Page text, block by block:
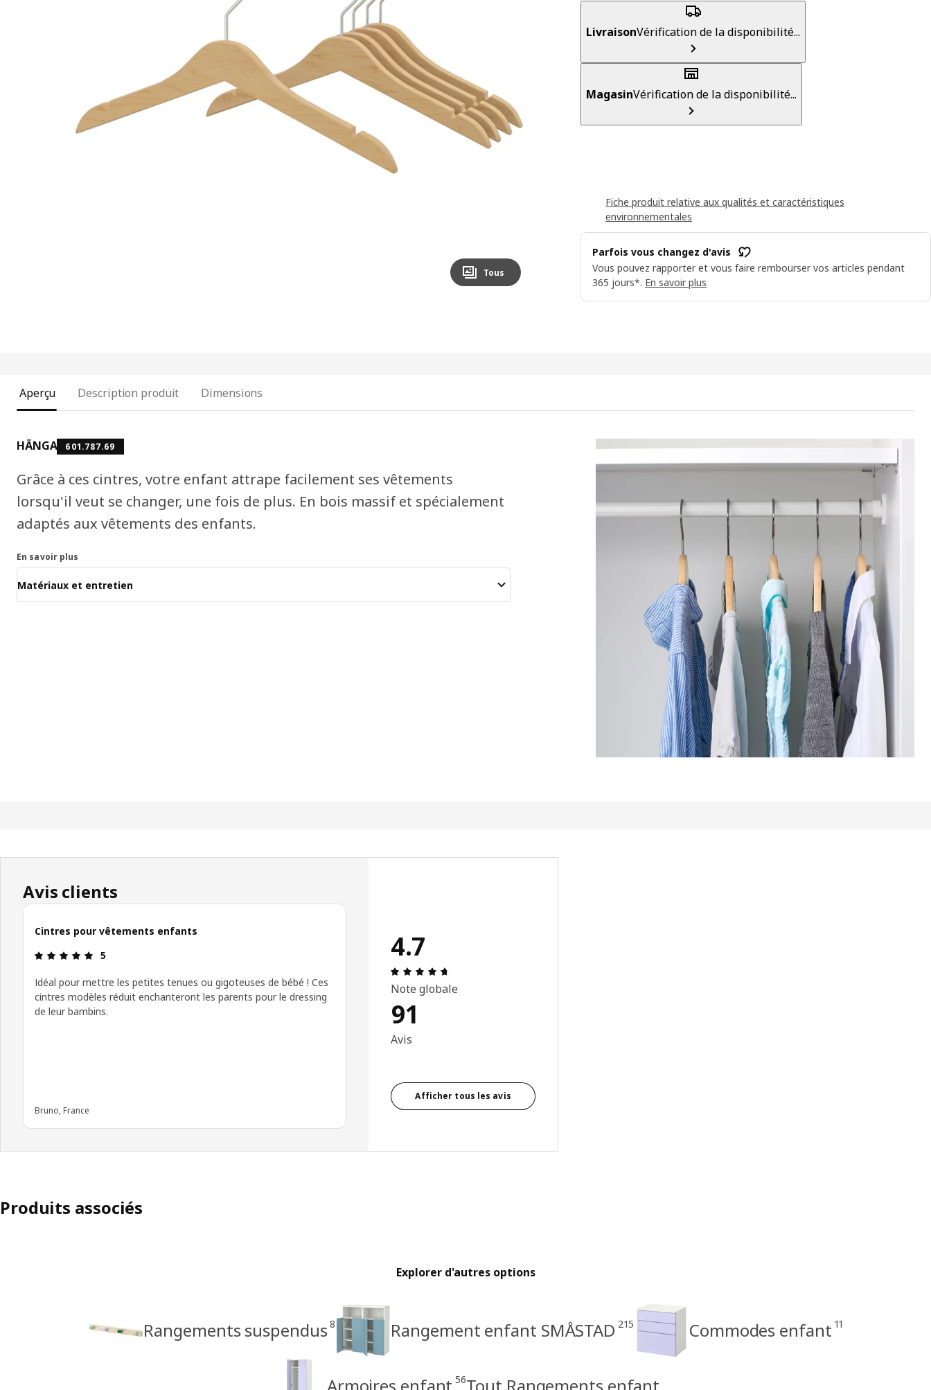
Image zoomed out, normal view
Tous
LivraisonVérification de la disponibilité...
MagasinVérification de la disponibilité...
Fiche produit relative aux qualités et caractéristiques
environnementales
Parfois vous changez d'avis
Vous pouvez rapporter et vous faire rembourser vos articles pendant
365 jours*. En savoir plus
Aperçu Description produit Dimensions
HÄNGA 601.787.69
Grâce à ces cintres, votre enfant attrape facilement ses vêtements
lorsqu'il veut se changer, une fois de plus. En bois massif et spécialement
adaptés aux vêtements des enfants.
En savoir plus
Matériaux et entretien
Avis clients
Cintres pour vêtements enfants
Avis: 5 sur 5 étoiles
5
Idéal pour mettre les petites tenues ou gigoteuses de bébé ! Ces
cintres modèles réduit enchanteront les parents pour le dressing
de leur bambins.
Bruno, France
4.7
Note globale
91
Avis
Afficher tous les avis
Produits associés
Explorer d'autres options
Rangements suspendus 8 Rangement enfant SMÅSTAD 215 Commodes enfant 11
Armoires enfant 56Tout Rangements enfant